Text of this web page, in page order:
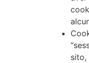
sito,